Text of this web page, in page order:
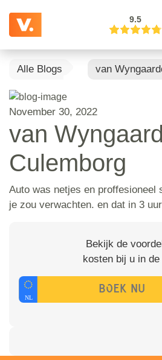
9.5
Alle Blogs van
November 30, 2022
van
Culemborg
Auto was netjes en proffesioneel
je zou verwachten. en dat in 3
Bekijk de
kosten bij u in de